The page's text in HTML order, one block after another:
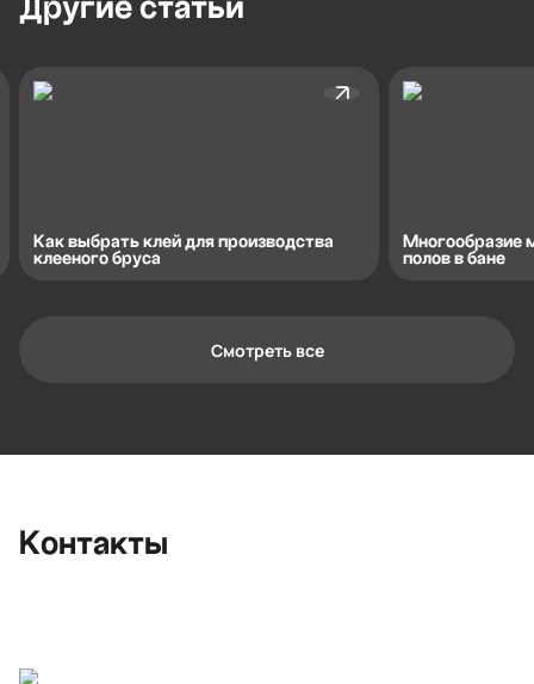
Другие статьи
Как выбрать клей для производства
клееного бруса
Многообразие
полов в бане
Смотреть все
Контактыopt@ecotermix.ru